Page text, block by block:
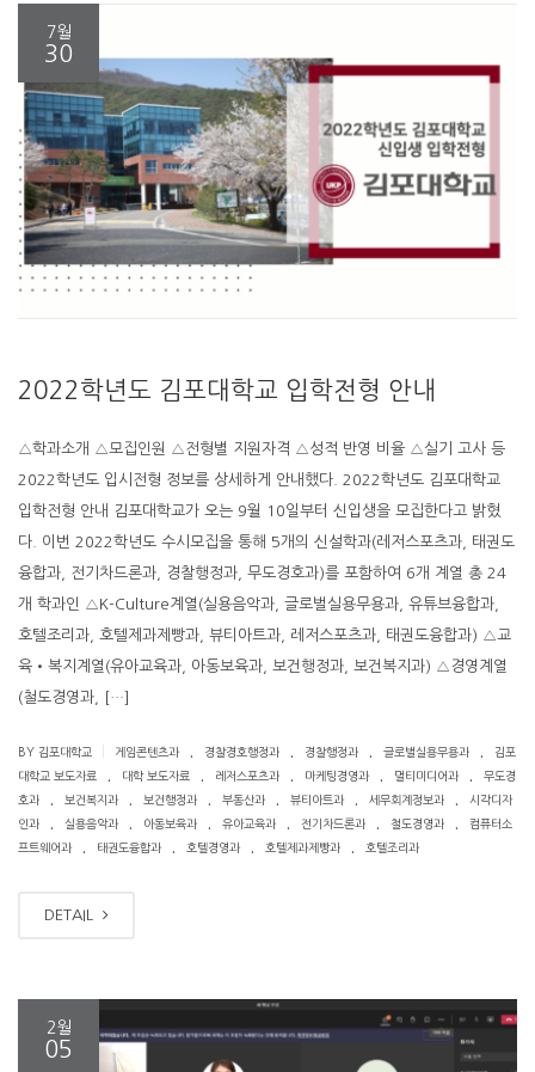
7월
30
2022학년도 김포대학교 입학전형 안내
△학과소개 △모집인원 △전형별 지원자격 △성적 반영 비율 △실기 고사 등
2022학년도 입시전형 정보를 상세하게 안내했다. 2022학년도 김포대학교
입학전형 안내 김포대학교가 오는 9월 10일부터 신입생을 모집한다고 밝혔
다. 이번 2022학년도 수시모집을 통해 5개의 신설학과(레저스포츠과, 태권도
융합과, 전기차드론과, 경찰행정과, 무도경호과)를 포함하여 6개 계열 총 24
개 학과인 △K-Culture계열(실용음악과, 글로벌실용무용과, 유튜브융합과,
호텔조리과, 호텔제과제빵과, 뷰티아트과, 레저스포츠과, 태권도융합과) △교
육•복지계열(유아교육과, 아동보육과, 보건행정과, 보건복지과) △경영계열
(철도경영과, […]
BY 김포대학교 게임콘텐츠과 경찰경호행정과 경찰행정과 글로벌실용무용과
김포
대학교 보도자료
대학 보도자료 레저스포츠과 마케팅경영과 멀티미디어과
무도경
호과
보건복지과 보건행정과 부동산과 뷰티아트과 세무회계정보과
시각디자
인과
실용음악과 아동보육과 유아교육과 전기차드론과 철도경영과
컴퓨터소
프트웨어과
태권도융합과 호텔경영과 호텔제과제빵과 호텔조리과
DETAIL
2월
05